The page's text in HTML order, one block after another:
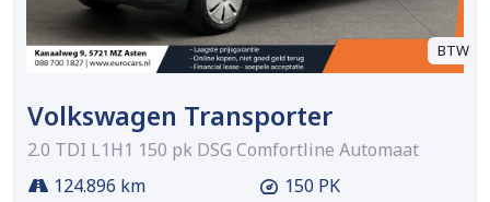
BTW
Volkswagen Transporter
2.0 TDI L1H1 150 pk DSG Comfortline Automaat
124.896 km
150 PK